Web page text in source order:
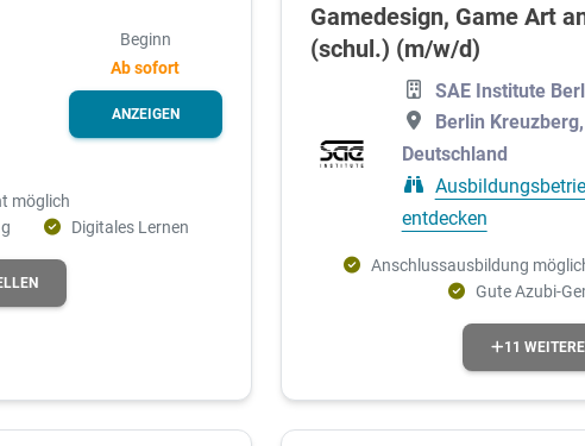
Beginn
Ab sofort
ANZEIGEN
möglich
Digitales Lernen
Gamedesign, Game Art
(schul.) (m/w/d)
SAE Institute
Berlin Kreuzberg,
Deutschland
entdecken
Anschlussausbildung
Gute Azubi-
11